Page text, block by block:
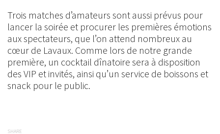
Trois matches d’amateurs sont aussi prévus pour
lancer la soirée et procurer les premières émotions
aux spectateurs, que l’on attend nombreux au
cœur de Lavaux. Comme lors de notre grande
première, un cocktail dînatoire sera à disposition
des VIP et invités, ainsi qu’un service de boissons et
snack pour le public.
SHARE